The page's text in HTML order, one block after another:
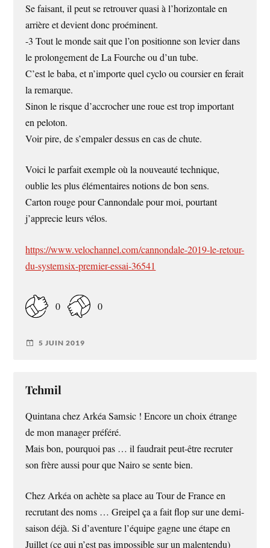
Se faisant, il peut se retrouver quasi à l’horizontale en
arrière et devient donc proéminent.
-3 Tout le monde sait que l’on positionne son levier dans
le prolongement de La Fourche ou d’un tube.
C’est le baba, et n’importe quel cyclo ou coursier en ferait
la remarque.
Sinon le risque d’accrocher une roue est trop important
en peloton.
Voir pire, de s’empaler dessus en cas de chute.
Voici le parfait exemple où la nouveauté technique,
oublie les plus élémentaires notions de bon sens.
Carton rouge pour Cannondale pour moi, pourtant
j’apprecie leurs vélos.
https://www.velochannel.com/cannondale-2019-le-retour-
du-systemsix-premier-essai-36541
0 0
5 JUIN 2019
Tchmil
Quintana chez Arkéa Samsic ! Encore un choix étrange
de mon manager préféré.
Mais bon, pourquoi pas … il faudrait peut-être recruter
son frère aussi pour que Nairo se sente bien.
Chez Arkéa on achète sa place au Tour de France en
recrutant des noms … Greipel ça a fait flop sur une demi-
saison déjà. Si d’aventure l’équipe gagne une étape en
Juillet (ce qui n’est pas impossible sur un malentendu)